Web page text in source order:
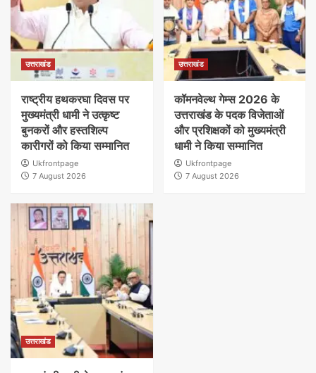
उत्तराखंड
राष्ट्रीय हथकरघा दिवस पर
मुख्यमंत्री धामी ने उत्कृष्ट
बुनकरों और हस्तशिल्प
कारीगरों को किया सम्मानित
Ukfrontpage
7 August 2026
उत्तराखंड
कॉमनवेल्थ गेम्स 2026 के
उत्तराखंड के पदक विजेताओं
और प्रशिक्षकों को मुख्यमंत्री
धामी ने किया सम्मानित
Ukfrontpage
7 August 2026
उत्तराखंड